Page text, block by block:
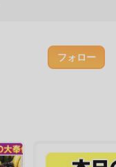
フォロー